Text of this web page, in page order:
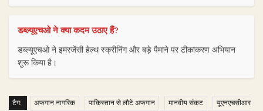
डब्ल्यूएचओ ने क्या कदम उठाए हैं?
डब्ल्यूएचओ ने इमरजेंसी हेल्थ स्क्रीनिंग और बड़े पैमाने पर टीकाकरण अभियान
शुरू किया है।
टैग: अफगान नागरिक पाकिस्तान से लौटे अफगान मानवीय संकट
यूएनएचसीआर